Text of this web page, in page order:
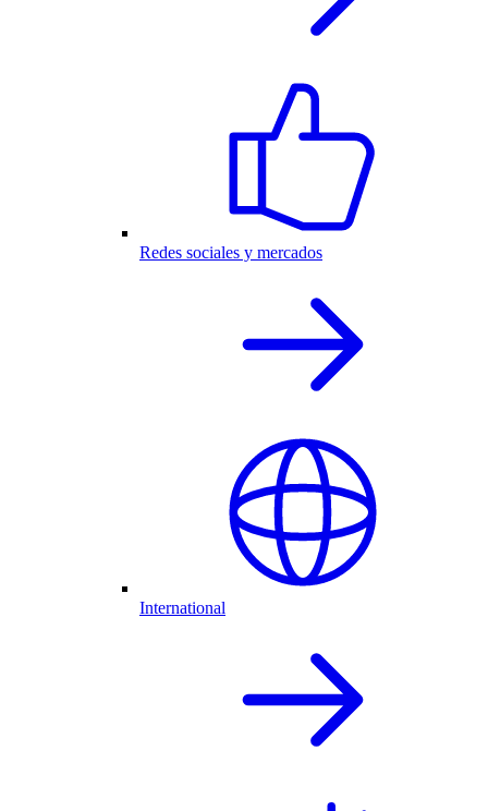
Redes sociales y mercados
International